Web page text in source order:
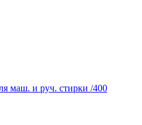
и руч. стирки /400